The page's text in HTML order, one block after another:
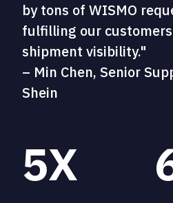
by tons of WISMO
fulfilling our
shipment visibility."
– Min Chen, Senior
Shein
5X